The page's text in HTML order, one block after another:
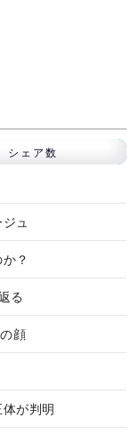
シェア数
ュ
か？
る
顔
が判明